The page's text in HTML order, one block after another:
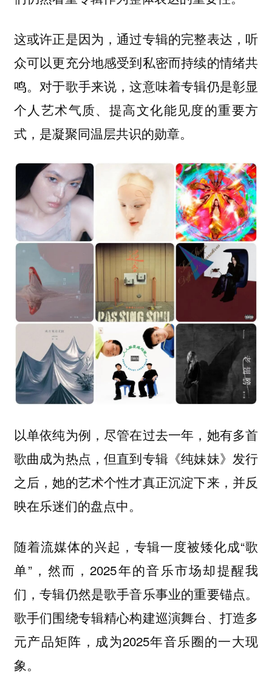
这或许正是因为，通过专辑的完整表达，听
众可以更充分地感受到私密而持续的情绪共
鸣。对于歌手来说，这意味着专辑仍是彰显
个人艺术气质、提高文化能见度的重要方
式，是凝聚同温层共识的勋章。
以单依纯为例，尽管在过去一年，她有多首
歌曲成为热点，但直到专辑《纯妹妹》发行
之后，她的艺术个性才真正沉淀下来，并反
映在乐迷们的盘点中。
随着流媒体的兴起，专辑一度被矮化成“歌
单”，然而，2025年的音乐市场却提醒我
们，专辑仍然是歌手音乐事业的重要锚点。
歌手们围绕专辑精心构建巡演舞台、打造多
元产品矩阵，成为2025年音乐圈的一大现
象。